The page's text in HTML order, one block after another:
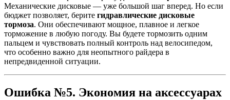
Механические дисковые — уже большой шаг вперед. Но если
бюджет позволяет, берите гидравлические дисковые
тормоза. Они обеспечивают мощное, плавное и легкое
торможение в любую погоду. Вы будете тормозить одним
пальцем и чувствовать полный контроль над велосипедом,
что особенно важно для неопытного райдера в
непредвиденной ситуации.
Ошибка №5. Экономия на аксессуарах